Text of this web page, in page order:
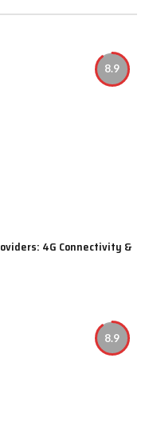
8.9
4G Connectivity &
8.9